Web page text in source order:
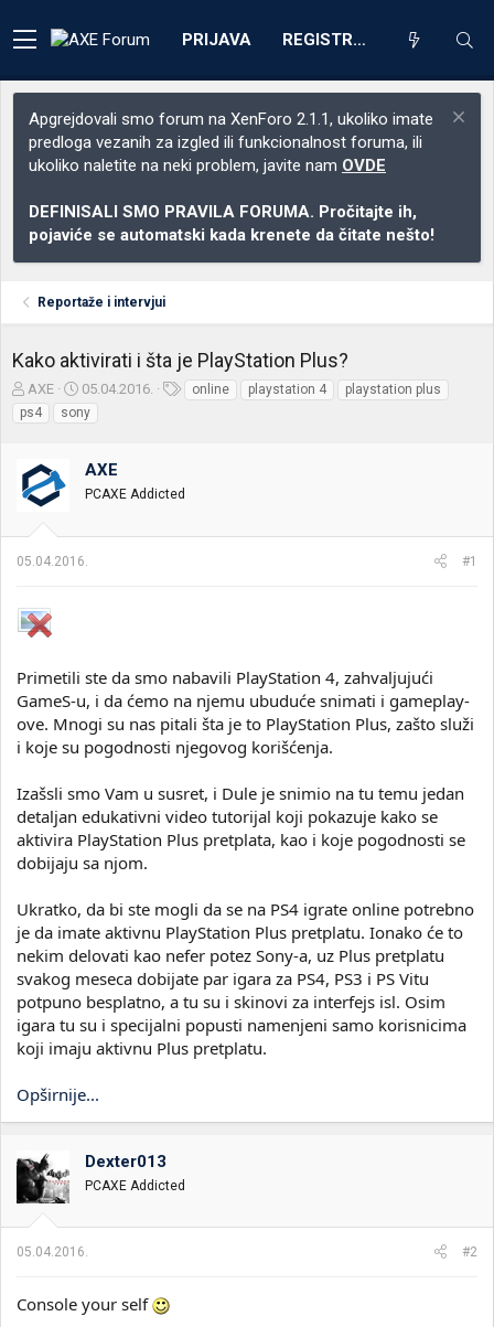
PRIJAVA REGISTRACIJA
Apgrejdovali smo forum na XenForo 2.1.1, ukoliko imate
predloga vezanih za izgled ili funkcionalnost foruma, ili
ukoliko naletite na neki problem, javite nam OVDE
DEFINISALI SMO PRAVILA FORUMA. Pročitajte ih,
pojaviće se automatski kada krenete da čitate nešto!
Reportaže i intervjui
Kako aktivirati i šta je PlayStation Plus?
Z
a
č
t
n
e
e
AXE
D
a
t
m
p
e
05.04.2016.
e
online playstation 4
playstation plus
ps4
sony
AXE
PCAXE Addicted
05.04.2016. #1
Primetili ste da smo nabavili PlayStation 4, zahvaljujući
GameS-u, i da ćemo na njemu ubuduće snimati i gameplay-
ove. Mnogi su nas pitali šta je to PlayStation Plus, zašto služi
i koje su pogodnosti njegovog korišćenja.
Izašsli smo Vam u susret, i Dule je snimio na tu temu jedan
detaljan edukativni video tutorijal koji pokazuje kako se
aktivira PlayStation Plus pretplata, kao i koje pogodnosti se
dobijaju sa njom.
Ukratko, da bi ste mogli da se na PS4 igrate online potrebno
je da imate aktivnu PlayStation Plus pretplatu. Ionako će to
nekim delovati kao nefer potez Sony-a, uz Plus pretplatu
svakog meseca dobijate par igara za PS4, PS3 i PS Vitu
potpuno besplatno, a tu su i skinovi za interfejs isl. Osim
igara tu su i specijalni popusti namenjeni samo korisnicima
koji imaju aktivnu Plus pretplatu.
Opširnije...
Dexter013
PCAXE Addicted
05.04.2016. #2
Console your self